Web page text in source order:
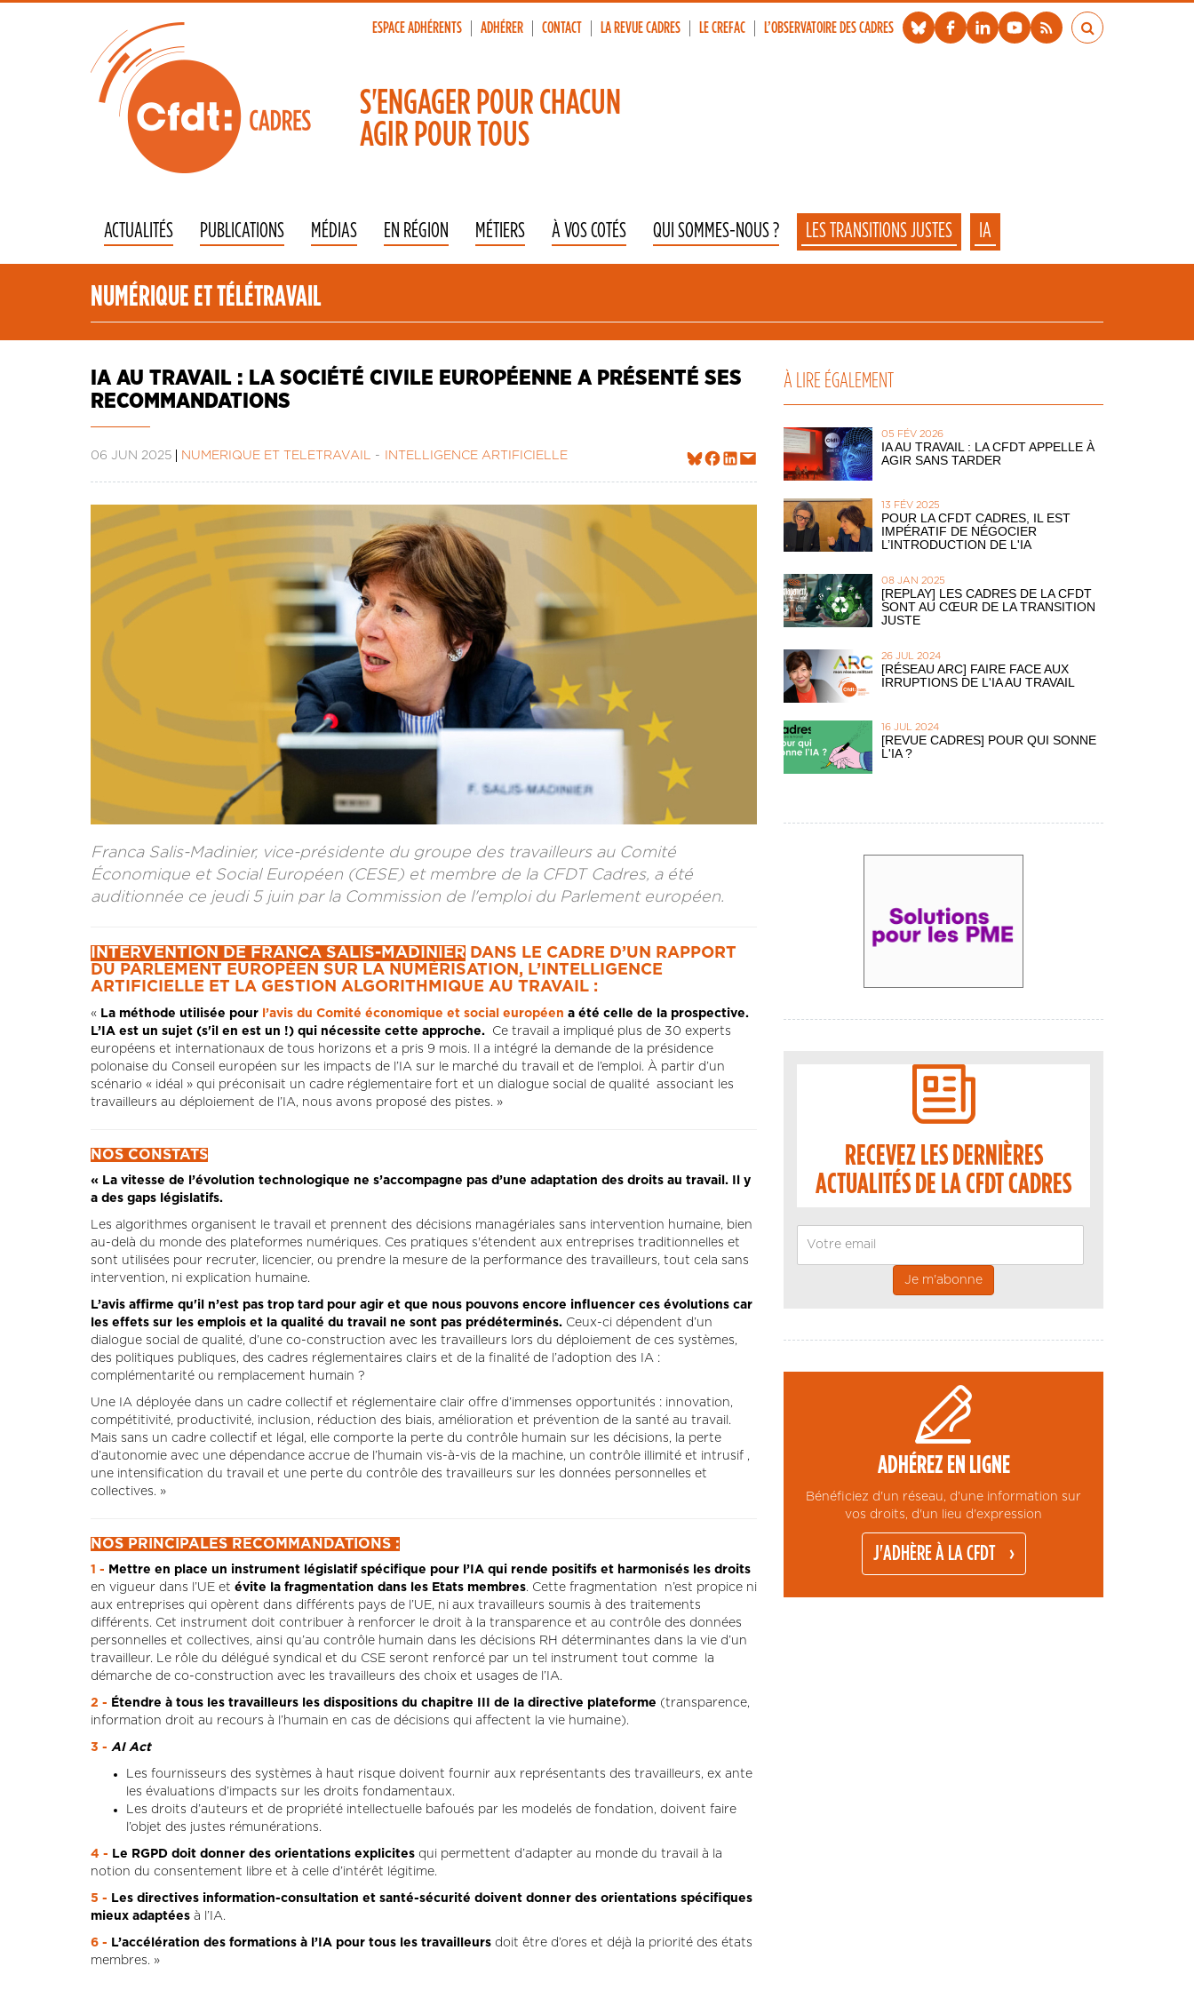
ESPACE ADHÉRENTS ADHÉRER CONTACT LA REVUE CADRES LE CREFAC L’OBSERVATOIRE DES CADRES
S'ENGAGER POUR CHACUN
AGIR POUR TOUS
ACTUALITÉS PUBLICATIONS MÉDIAS EN RÉGION MÉTIERS À VOS COTÉS QUI SOMMES-NOUS ? LES TRANSITIONS JUSTES IA
NUMÉRIQUE ET TÉLÉTRAVAIL
IA AU TRAVAIL : LA SOCIÉTÉ CIVILE EUROPÉENNE A PRÉSENTÉ SES
RECOMMANDATIONS
06 JUN 2025 NUMÉRIQUE ET TÉLÉTRAVAIL INTELLIGENCE ARTIFICIELLE
Franca Salis-Madinier, vice-présidente du groupe des travailleurs au Comité
Économique et Social Européen (CESE) et membre de la CFDT Cadres, a été
auditionnée ce jeudi 5 juin par la Commission de l'emploi du Parlement européen.
INTERVENTION DE FRANCA SALIS-MADINIER DANS LE CADRE D’UN RAPPORT
DU PARLEMENT EUROPÉEN SUR LA NUMÉRISATION, L’INTELLIGENCE
ARTIFICIELLE ET LA GESTION ALGORITHMIQUE AU TRAVAIL :
« La méthode utilisée pour l’avis du Comité économique et social européen a été celle de la prospective.
L’IA est un sujet (s'il en est un !) qui nécessite cette approche.
Ce travail a impliqué plus de 30 experts
européens et internationaux de tous horizons et a pris 9 mois. Il a intégré la demande de la présidence
polonaise du Conseil européen sur les impacts de l’IA sur le marché du travail et de l’emploi. À partir d’un
scénario « idéal » qui préconisait un cadre réglementaire fort et un dialogue social de qualité associant les
travailleurs au déploiement de l’IA, nous avons proposé des pistes. »
NOS CONSTATS
« La vitesse de l’évolution technologique ne s’accompagne pas d’une adaptation des droits au travail. Il y
a des gaps législatifs.
Les algorithmes organisent le travail et prennent des décisions managériales sans intervention humaine, bien
au-delà du monde des plateformes numériques. Ces pratiques s'étendent aux entreprises traditionnelles et
sont utilisées pour recruter, licencier, ou prendre la mesure de la performance des travailleurs, tout cela sans
intervention, ni explication humaine.
L’avis affirme qu'il n’est pas trop tard pour agir et que nous pouvons encore influencer ces évolutions car
les effets sur les emplois et la qualité du travail ne sont pas prédéterminés. Ceux-ci dépendent d’un
dialogue social de qualité, d’une co-construction avec les travailleurs lors du déploiement de ces systèmes,
des politiques publiques, des cadres réglementaires clairs et de la finalité de l’adoption des IA :
complémentarité ou remplacement humain ?
Une IA déployée dans un cadre collectif et réglementaire clair offre d’immenses opportunités : innovation,
compétitivité, productivité, inclusion, réduction des biais, amélioration et prévention de la santé au travail.
Mais sans un cadre collectif et légal, elle comporte la perte du contrôle humain sur les décisions, la perte
d’autonomie avec une dépendance accrue de l’humain vis-à-vis de la machine, un contrôle illimité et intrusif ,
une intensification du travail et une perte du contrôle des travailleurs sur les données personnelles et
collectives. »
NOS PRINCIPALES RECOMMANDATIONS :
1 - Mettre en place un instrument législatif spécifique pour l’IA qui rende positifs et harmonisés les droits
en vigueur dans l’UE et évite la fragmentation dans les Etats membres. Cette fragmentation n’est propice ni
aux entreprises qui opèrent dans différents pays de l’UE, ni aux travailleurs soumis à des traitements
différents. Cet instrument doit contribuer à renforcer le droit à la transparence et au contrôle des données
personnelles et collectives, ainsi qu’au contrôle humain dans les décisions RH déterminantes dans la vie d’un
travailleur. Le rôle du délégué syndical et du CSE seront renforcé par un tel instrument tout comme la
démarche de co-construction avec les travailleurs des choix et usages de l’IA.
2 - Étendre à tous les travailleurs les dispositions du chapitre III de la directive plateforme (transparence,
information droit au recours à l’humain en cas de décisions qui affectent la vie humaine).
3 - AI Act
Les fournisseurs des systèmes à haut risque doivent fournir aux représentants des travailleurs, ex ante
les évaluations d’impacts sur les droits fondamentaux.
Les droits d’auteurs et de propriété intellectuelle bafoués par les modelés de fondation, doivent faire
l’objet des justes rémunérations.
4 - Le RGPD doit donner des orientations explicites qui permettent d’adapter au monde du travail à la
notion du consentement libre et à celle d’intérêt légitime.
5 - Les directives information-consultation et santé-sécurité doivent donner des orientations spécifiques
mieux adaptées à l’IA.
6 - L’accélération des formations à l’IA pour tous les travailleurs doit être d’ores et déjà la priorité des états
membres. »
À LIRE ÉGALEMENT
05 FÉV 2026
IA AU TRAVAIL : LA CFDT APPELLE À
AGIR SANS TARDER
13 FÉV 2025
POUR LA CFDT CADRES, IL EST
IMPÉRATIF DE NÉGOCIER
L’INTRODUCTION DE L'IA
08 JAN 2025
[REPLAY] LES CADRES DE LA CFDT
SONT AU CŒUR DE LA TRANSITION
JUSTE
26 JUL 2024
[RÉSEAU ARC] FAIRE FACE AUX
IRRUPTIONS DE L'IA AU TRAVAIL
16 JUL 2024
[REVUE CADRES] POUR QUI SONNE
L'IA ?
RECEVEZ LES DERNIÈRES
ACTUALITÉS DE LA CFDT CADRES
ADHÉREZ EN LIGNE
Bénéficiez d'un réseau, d'une information sur
vos droits, d'un lieu d'expression
J'ADHÈRE À LA CFDT